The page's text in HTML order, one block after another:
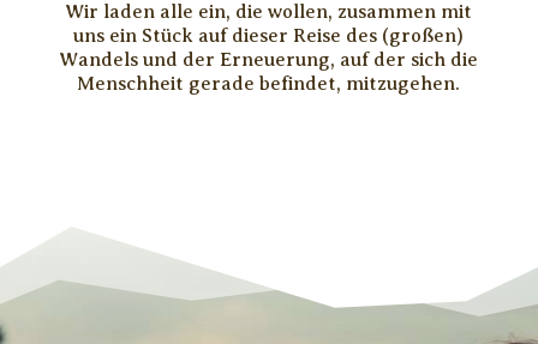
Wir laden alle ein, die wollen, zusammen mit
uns ein Stück auf dieser Reise des (großen)
Wandels und der Erneuerung, auf der sich die
Menschheit gerade befindet, mitzugehen.